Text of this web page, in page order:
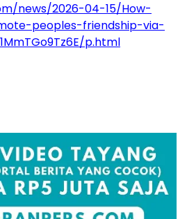
news/2026-04-15/How-
peoples-friendship-via-
p.html